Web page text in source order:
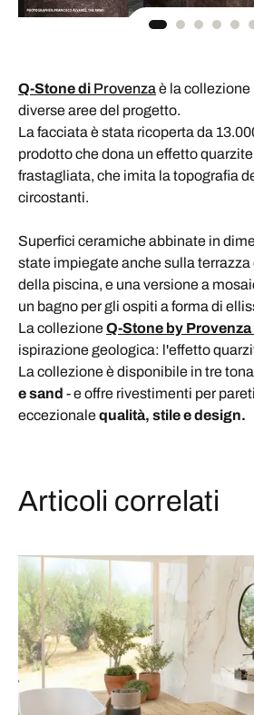
Q-Stone di Provenzaè la
diverse aree del progetto.
La facciata è stata ricoperta da
prodotto che dona un effetto
frastagliata, che imita la topografia
circostanti.
Superfici ceramiche abbinate in
state impiegate anche sulla terrazza
della piscina, e una versione a
un bagno per gli ospiti a forma di
La collezioneQ-Stone by Provenza
ispirazione geologica: l'effetto
La collezione è disponibile in tre
e sand - e offre rivestimenti per
eccezionalequalità, stile e design.
Articoli correlati